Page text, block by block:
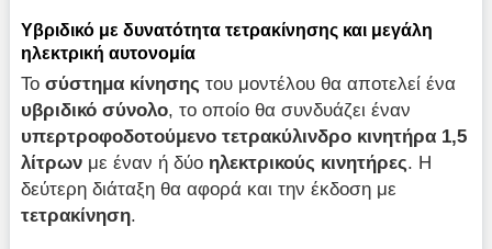
Υβριδικό με δυνατότητα τετρακίνησης και μεγάλη
ηλεκτρική αυτονομία
Τοσύστημα κίνησης του μοντέλου θα αποτελεί ένα
υβριδικό σύνολο, το οποίο θα συνδυάζει έναν
υπερτροφοδοτούμενο τετρακύλινδρο κινητήρα 1,5
λίτρων με έναν ή δύο ηλεκτρικούς κινητήρες. Η
δεύτερη διάταξη θα αφορά και την έκδοση με
τετρακίνηση.